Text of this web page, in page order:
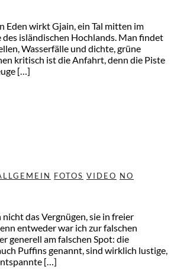
Eden wirkt Gjain, ein Tal mitten im
des isländischen Hochlands. Man findet
Wasserfälle und dichte, grüne
kritisch ist die Anfahrt, denn die Piste
[…]
FOTOS VIDEO NO
das Vergnügen, sie in freier
entweder war ich zur falschen
generell am falschen Spot: die
Puffins genannt, sind wirklich lustige,
[…]